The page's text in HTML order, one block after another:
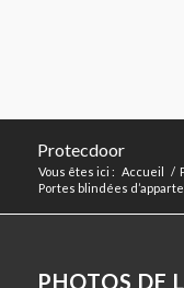
Protecdoor
Vous êtes ici : Accueil /
Portes blindées
PHOTOS DE